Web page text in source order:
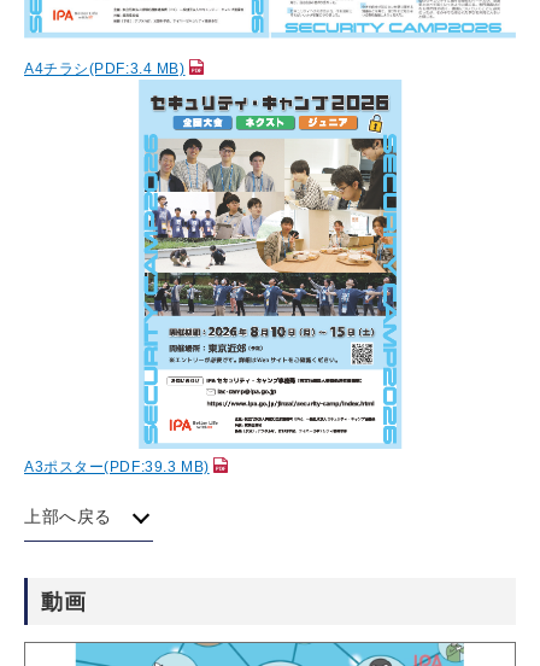
A4チラシ(PDF:3.4 MB)
A3ポスター(PDF:39.3 MB)
上部へ戻る
動画